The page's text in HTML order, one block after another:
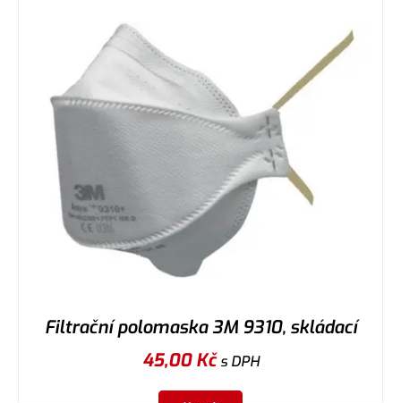
Filtrační polomaska 3M 9310, skládací
45,00Kčs DPH